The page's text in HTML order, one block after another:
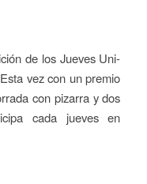
de los Jueves Uni-
vez con un premio
con pizarra y dos
cada jueves en